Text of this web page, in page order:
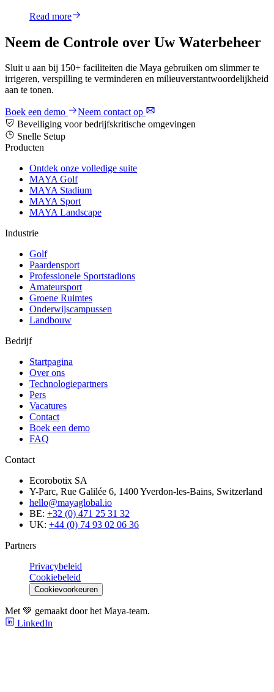
Read more
Neem de Controle over Uw Waterbeheer
Sluit u aan bij 150+ faciliteiten die Maya gebruiken om slimmer te
irrigeren, verspilling te verminderen en milieuverstantwoordelijkheid
aan te tonen.
Boek een demo
Neem contact op
Beveiliging voor bedrijfskritische omgevingen
Snelle Setup
Producten
Ontdek onze volledige suite
MAYA Golf
MAYA Stadium
MAYA Sport
MAYA Landscape
Industrie
Golf
Paardensport
Professionele Sportstadions
Amateursport
Groene Ruimtes
Onderwijscampussen
Landbouw
Bedrijf
Startpagina
Over ons
Technologiepartners
Pers
Vacatures
Contact
Boek een demo
FAQ
Contact
Ecorobotix SA
Y-Parc, Rue Galilée 6, 1400 Yverdon-les-Bains, Switzerland
hello@mayaglobal.io
BE: +32 (0) 471 25 31 32
UK: +44 (0) 74 93 02 06 36
Partners
Privacybeleid
Cookiebeleid
Cookievoorkeuren
Met 💚 gemaakt door het Maya-team.
LinkedIn